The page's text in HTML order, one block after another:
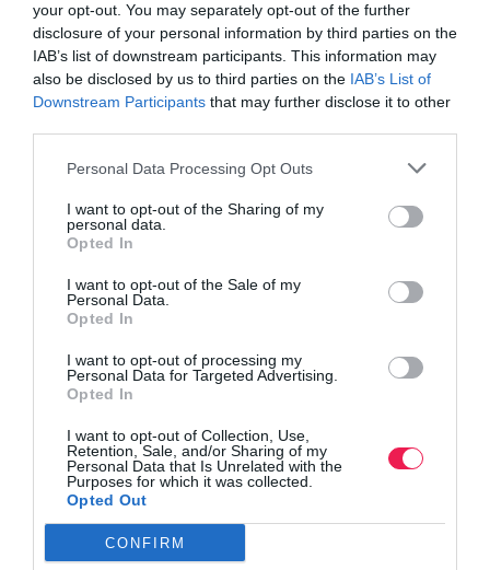
your opt-out. You may separately opt-out of the further
disclosure of your personal information by third parties on the
IAB’s list of downstream participants. This information may
also be disclosed by us to third parties on the IAB’s List of
Downstream Participants that may further disclose it to other
Personal Data Processing Opt Outs
I want to opt-out of the Sharing of my
personal data.
Opted In
I want to opt-out of the Sale of my
Personal Data.
Opted In
I want to opt-out of processing my
Personal Data for Targeted Advertising.
Opted In
I want to opt-out of Collection, Use,
Retention, Sale, and/or Sharing of my
Personal Data that Is Unrelated with the
Purposes for which it was collected.
Opted Out
CONFIRM
Γίνε Συνδρομητής
Όλα τα Τεύχη